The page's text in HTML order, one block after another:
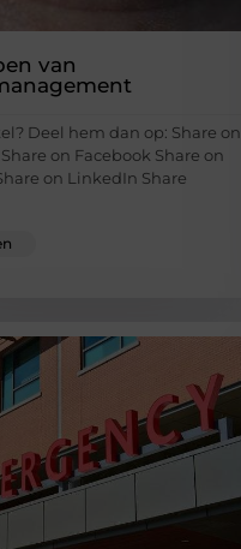
van
Deel hem dan op: Share on
on Facebook Share on
on LinkedIn Share